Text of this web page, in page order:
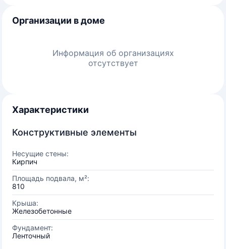
Организации в доме
Информация об организациях
отсутствует
Характеристики
Конструктивные элементы
Несущие стены:
Кирпич
Площадь подвала, м²:
810
Крыша:
Железобетонные
Фундамент:
Ленточный